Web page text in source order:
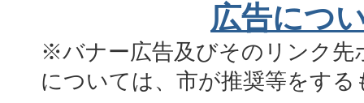
広告につ
※バナー広告及びそのリンク先
については、市が推奨等をす